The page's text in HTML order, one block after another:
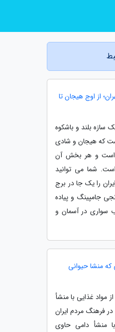
از اوج هیجان تا
سازه بلند و باشکوه
که هیجان و شادی
است و هر بخش آن
شما می توانید
را یک جا در برج
جامپینگ و پیاده
سواری در آسمان و
که منشا حیوانی
مواد غذایی با منشأ
فرهنگ مردم ایران
منشأ دامی حاوی